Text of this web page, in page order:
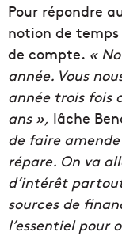
Pour répondre
notion de
de compte. «
année. Vous
année trois fois
ans », lâche
de faire
répare. On va
d’intérêt
sources de
l’essentiel pour